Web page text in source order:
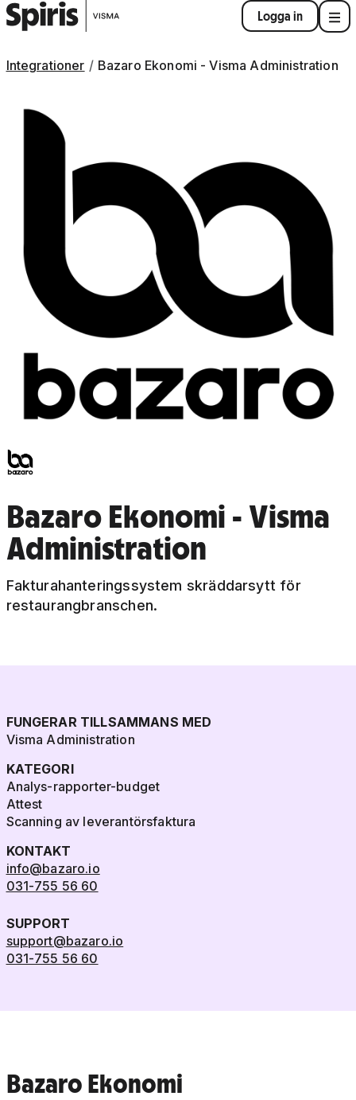
Logga in
Integrationer Bazaro Ekonomi - Visma Administration
Bazaro Ekonomi - Visma
Administration
Fakturahanteringssystem skräddarsytt för
restaurangbranschen.
FUNGERAR TILLSAMMANS MED
Visma Administration
KATEGORI
Analys-rapporter-budget
Attest
Scanning av leverantörsfaktura
KONTAKT
info@bazaro.io
031-755 56 60
SUPPORT
support@bazaro.io
031-755 56 60
Bazaro Ekonomi